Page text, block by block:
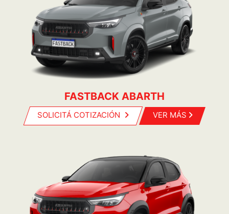
FASTBACK ABARTH
SOLICITÁ COTIZACIÓN VER MÁS